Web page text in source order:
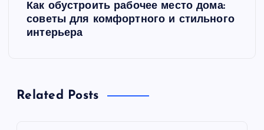
ц
Как обустроить рабочее место дома:
советы для комфортного и стильного
интерьера
Related Posts